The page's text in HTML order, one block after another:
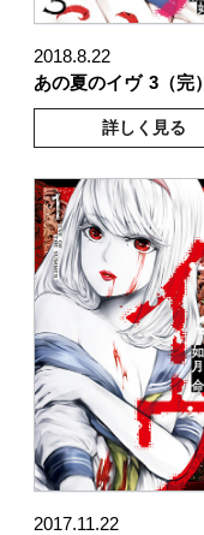
2018.8.22
あの夏のイヴ 3（完）
詳しく見る
2017.11.22